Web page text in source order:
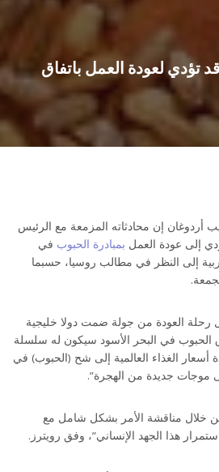
تؤدي لعودة العمل باتفاق
إن محادثاته المزمعة مع الرئيس
إلى عودة العمل بمبادرة الحبوب في
إلى النظر في مطالب روسيا، حسبما
رحلة العودة من جولة ضمت دولا خليجية
الحبوب في البحر الأسود سيكون له سلسلة
أسعار الغذاء العالمية إلى شح (الحبوب) في
موجات جديدة من الهجرة”.
خلال مناقشة الأمر بشكل شامل مع
هذا الجهد الإنساني”، وفق رويترز.